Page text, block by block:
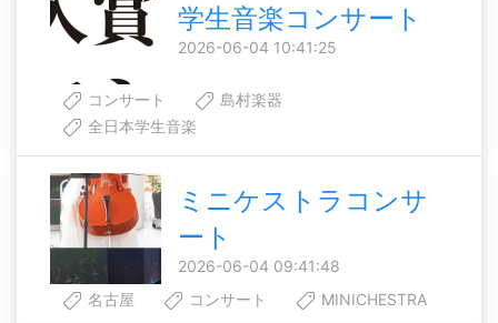
学生音楽コンサート
2026-06-04 10:41:25
コンサート
島村楽器
全日本学生音楽
ミニケストラコンサ
ート
2026-06-04 09:41:48
名古屋
コンサート MINICHESTRA